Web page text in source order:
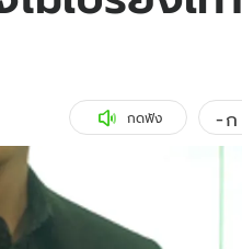
สุขภาพ
Tasteful Thailand
Sanook Choice
กดฟัง -ก